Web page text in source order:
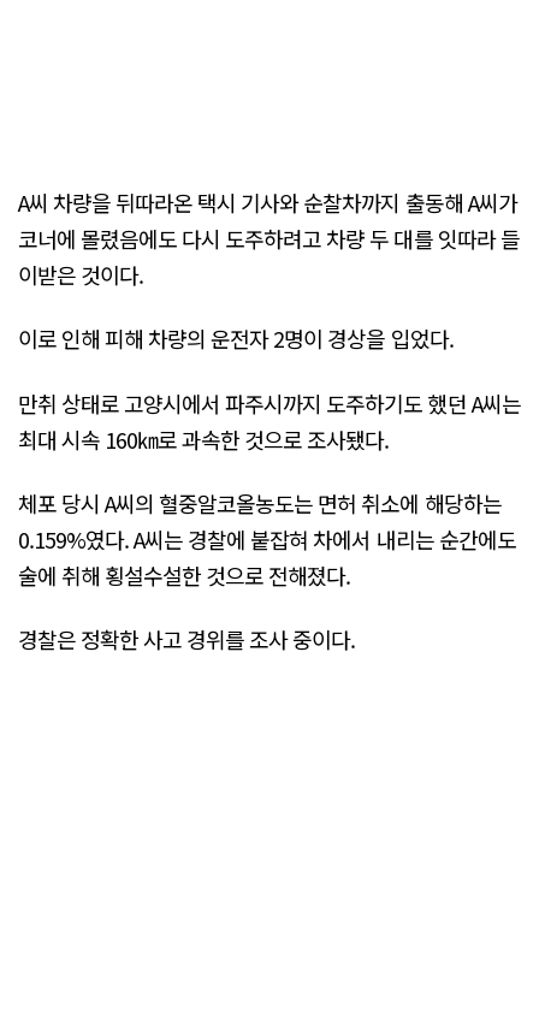
A씨 차량을 뒤따라온 택시 기사와 순찰차까지 출동해 A씨가
코너에 몰렸음에도 다시 도주하려고 차량 두 대를 잇따라 들
이받은 것이다.
이로 인해 피해 차량의 운전자 2명이 경상을 입었다.
만취 상태로 고양시에서 파주시까지 도주하기도 했던 A씨는
최대 시속 160㎞로 과속한 것으로 조사됐다.
체포 당시 A씨의 혈중알코올농도는 면허 취소에 해당하는
0.159%였다. A씨는 경찰에 붙잡혀 차에서 내리는 순간에도
술에 취해 횡설수설한 것으로 전해졌다.
경찰은 정확한 사고 경위를 조사 중이다.